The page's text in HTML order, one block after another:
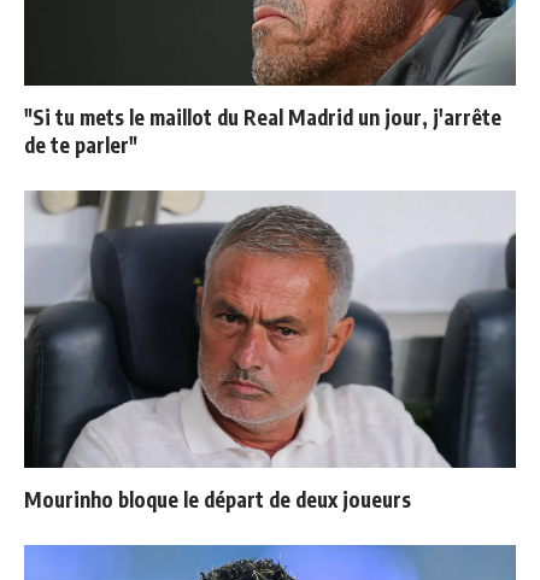
"Si tu mets le maillot du Real Madrid un jour, j'arrête
de te parler"
Mourinho bloque le départ de deux joueurs